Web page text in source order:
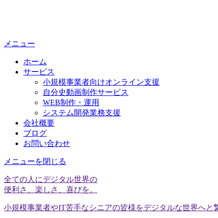
メニュー
ホーム
サービス
小規模事業者向けオンライン支援
自分史動画制作サービス
WEB制作・運用
システム開発業務支援
会社概要
ブログ
お問い合わせ
メニューを閉じる
全ての人にデジタル世界の
便利さ、楽しさ、喜びを。
小規模事業者やIT苦手なシニアの皆様をデジタルな世界へと